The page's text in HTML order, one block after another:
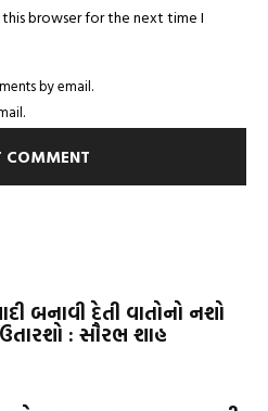
this browser for the next time I
by email.
બનાવી દેતી વાતોનો નશો
: સૌરભ શાહ